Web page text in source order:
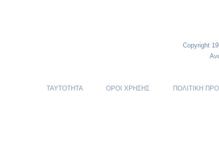
Copyright
ΤΑΥΤΟΤΗΤΑ ΟΡΟΙ ΧΡΗΣΗΣ ΠΟΛΙΤΙΚΗ